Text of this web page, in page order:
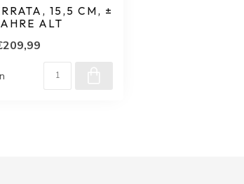
15,5 CM, ±
ALT